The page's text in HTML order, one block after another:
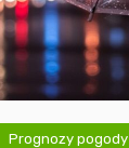
Prognozy pogody